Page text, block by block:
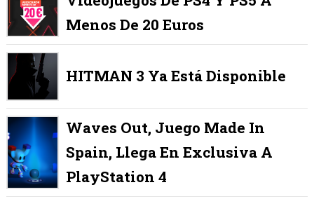
Menos De 20 Euros
HITMAN 3 Ya Está Disponible
Waves Out, Juego Made In
Spain, Llega En Exclusiva A
PlayStation 4